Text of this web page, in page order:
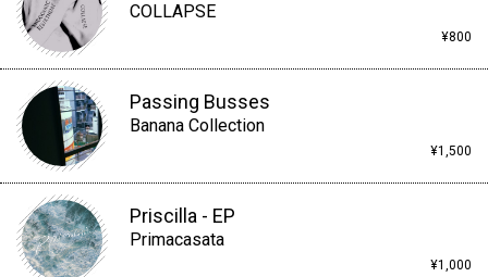
COLLAPSE
¥800
Passing Busses
Banana Collection
¥1,500
Priscilla - EP
Primacasata
¥1,000